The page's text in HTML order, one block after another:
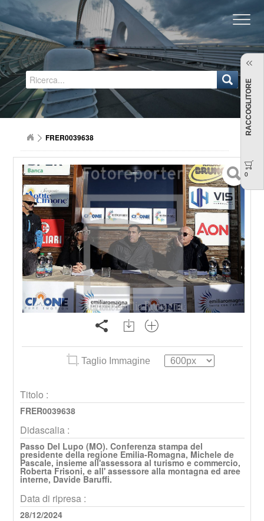
Regione Emilia-Romagna
FRER0039638
Taglio Immagine
Titolo :
FRER0039638
Didascalia :
Passo Del Lupo (MO). Conferenza stampa del
presidente della regione Emilia-Romagna, Michele de
Pascale, insieme all'assessora al turismo e commercio,
Roberta Frisoni, e all' assessore alla montagna ed aree
interne, Davide Baruffi.
Data di ripresa :
28/12/2024
RACCOGLITORE
0